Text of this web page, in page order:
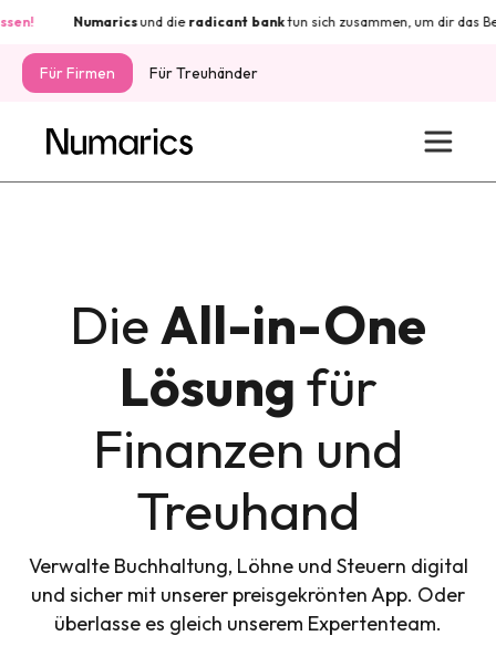
Numaricsund dieradicant banktun sich zusammen, um dir das Beste
Für Firmen Für Treuhänder
DieAll-in-One
Lösung für
Finanzen und
Treuhand
Verwalte Buchhaltung, Löhne und Steuern digital
und sicher mit unserer preisgekrönten App. Oder
überlasse es gleich unserem Expertenteam.